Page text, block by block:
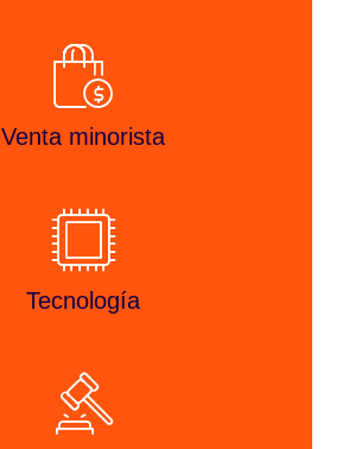
Venta minorista
Tecnología